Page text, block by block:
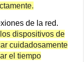
de la red.
dispositivos de
cuidadosamente
el tiempo